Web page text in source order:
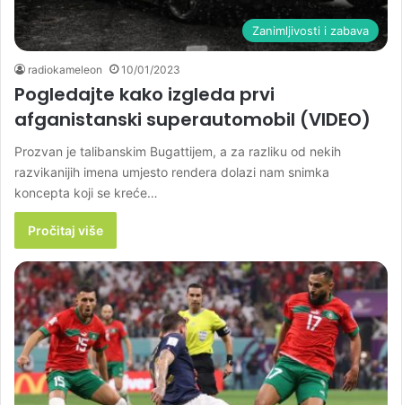
Zanimljivosti i zabava
radiokameleon 10/01/2023
Pogledajte kako izgleda prvi
afganistanski superautomobil (VIDEO)
Prozvan je talibanskim Bugattijem, a za razliku od nekih
razvikanijih imena umjesto rendera dolazi nam snimka
koncepta koji se kreće…
Pročitaj više